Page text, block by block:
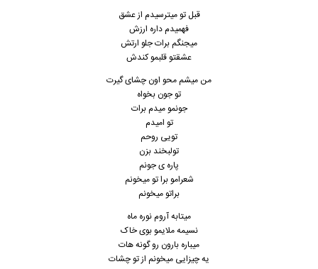
قبل تو میترسیدم از عشق
فهمیدم داره ارزش
میجنگم برات جلو ارتش
عشقتو قلبمو کندش
من میشم محو اون چشای گیرت
تو جون بخواه
جونمو میدم برات
تو امیدم
تویی روحم
تولبخند بزن
پاره ی جونم
شعرامو برا تو میخونم
براتو میخونم
میتابه آروم نوره ماه
نسیمه ملایمو بوی خاک
میباره بارون رو گونه هات
یه چیزایی میخونم از تو چشات